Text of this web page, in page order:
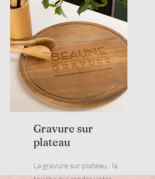
jamais votre union.
Gravure sur
plateau
La gravure sur plateau : la